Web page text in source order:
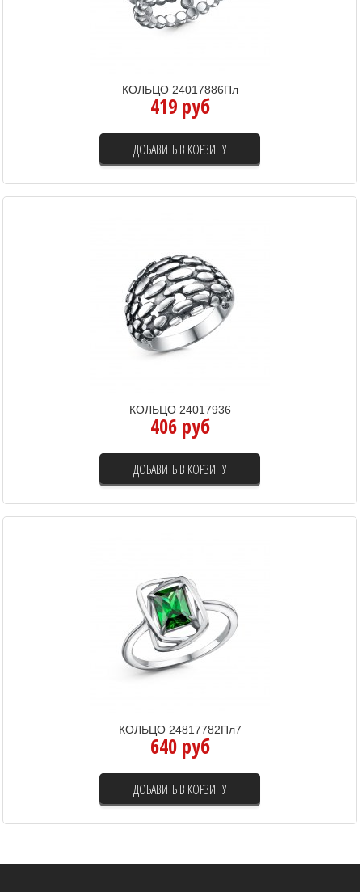
КОЛЬЦО 24017886Пл
419 руб
ДОБАВИТЬ В КОРЗИНУ
КОЛЬЦО 24017936
406 руб
ДОБАВИТЬ В КОРЗИНУ
КОЛЬЦО 24817782Пл7
640 руб
ДОБАВИТЬ В КОРЗИНУ